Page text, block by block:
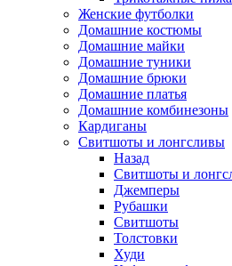
Женские футболки
Домашние костюмы
Домашние майки
Домашние туники
Домашние брюки
Домашние платья
Домашние комбинезоны
Кардиганы
Свитшоты и лонгсливы
Назад
Свитшоты и
Джемперы
Рубашки
Свитшоты
Толстовки
Худи